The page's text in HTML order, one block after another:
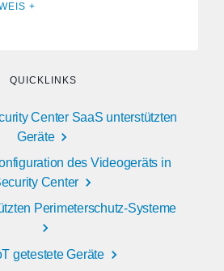
+
QUICKLINKS
Center SaaS unterstützten
Geräte
des Videogeräts in
Center
Perimeterschutz-Systeme
getestete Geräte